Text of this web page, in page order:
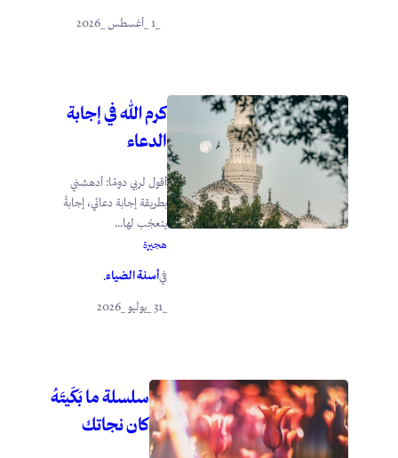
كرم الله في إجابة
الدعاء
أقول لربي دومًا: أدهشني
بطريقة إجابة دعائي، إجابةً
يتعجّب لها...
هجيرة
فيأسنة الضياء.
سلسلة ما بَكَيتَهُ
كان نجاتك